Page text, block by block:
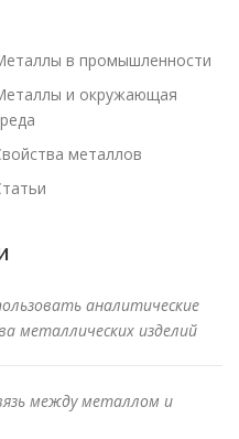
в промышленности
и окружающая
металлов
аналитические
металлических изделий
между металлом и